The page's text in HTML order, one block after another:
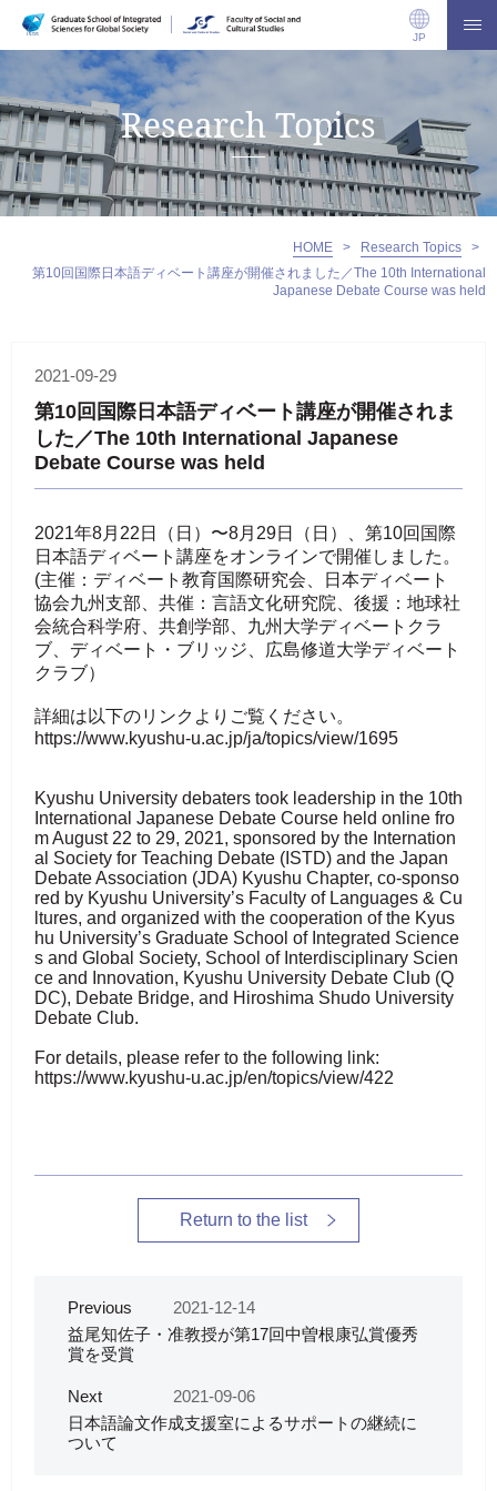
JP
Research Topics
HOME > Research Topics
>
第10回国際日本語ディベート講座が開催されました／The 10th International
Japanese Debate Course was held
2021-09-29
第10回国際日本語ディベート講座が開催されま
した／The 10th International Japanese
Debate Course was held
2021年8月22日（日）〜8月29日（日）、第10回国際
日本語ディベート講座をオンラインで開催しました。
(主催：ディベート教育国際研究会、日本ディベート
協会九州支部、共催：言語文化研究院、後援：地球社
会統合科学府、共創学部、九州大学ディベートクラ
ブ、ディベート・ブリッジ、広島修道大学ディベート
クラブ）
詳細は以下のリンクよりご覧ください。
https://www.kyushu-u.ac.jp/ja/topics/view/1695
Kyushu University debaters took leadership in the 10th
International Japanese Debate Course held online fro
m August 22 to 29, 2021, sponsored by the Internation
al Society for Teaching Debate (ISTD) and the Japan
Debate Association (JDA) Kyushu Chapter, co-sponso
red by Kyushu University’s Faculty of Languages & Cu
ltures, and organized with the cooperation of the Kyus
hu University’s Graduate School of Integrated Science
s and Global Society, School of Interdisciplinary Scien
ce and Innovation, Kyushu University Debate Club (Q
DC), Debate Bridge, and Hiroshima Shudo University
Debate Club.
For details, please refer to the following link:
https://www.kyushu-u.ac.jp/en/topics/view/422
Return to the list
Previous
2021-12-14
益尾知佐子・准教授が第17回中曽根康弘賞優秀
賞を受賞
Next
2021-09-06
日本語論文作成支援室によるサポートの継続に
ついて